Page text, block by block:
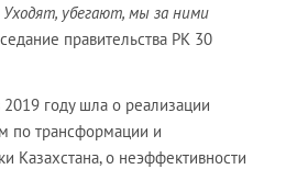
убегают, мы за ними
правительства РК 30
2019 году шла о реализации
по трансформации и
Казахстана, о неэффективности